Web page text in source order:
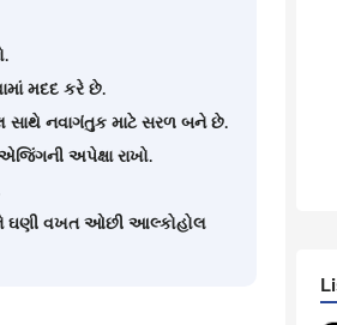
મદદ કરે છે.
સાથે નવાગંતુક માટે સરળ બને છે.
અપેક્ષા રાખો.
ઘણી વખત ઓછી આલ્કોહોલ